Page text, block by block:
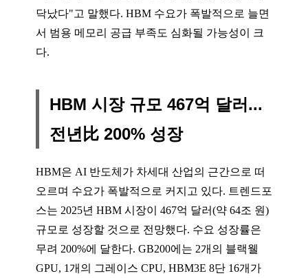
닥났다"고 말했다. HBM 수요가 폭발적으로 늘면
서 범용 메모리 공급 부족도 심화될 가능성이 크
다.
HBM 시장 규모 467억 달러...
전년比 200% 성장
HBM은 AI 반도체가 차세대 산업의 근간으로 떠
오르며 수요가 폭발적으로 커지고 있다. 트렌드포
스는 2025년 HBM 시장이 467억 달러(약 64조 원)
규모로 성장할 것으로 전망했다. 수요 성장률은
무려 200%에 달한다. GB200에는 2개의 블랙웰
GPU, 1개의 그레이스 CPU, HBM3E 8단 16개가